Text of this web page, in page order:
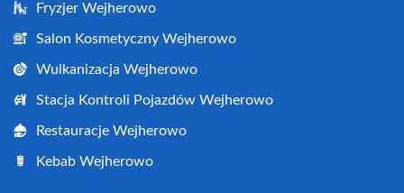
Fryzjer Wejherowo
Salon Kosmetyczny Wejherowo
Wulkanizacja Wejherowo
Stacja Kontroli Pojazdów Wejherowo
Restauracje Wejherowo
Kebab Wejherowo